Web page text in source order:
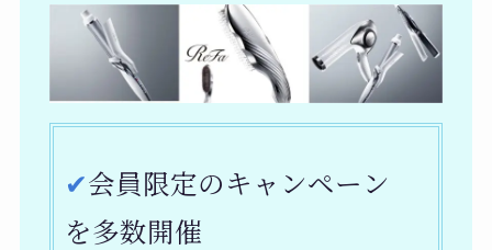
✔︎会員限定のキャンペーン
を多数開催